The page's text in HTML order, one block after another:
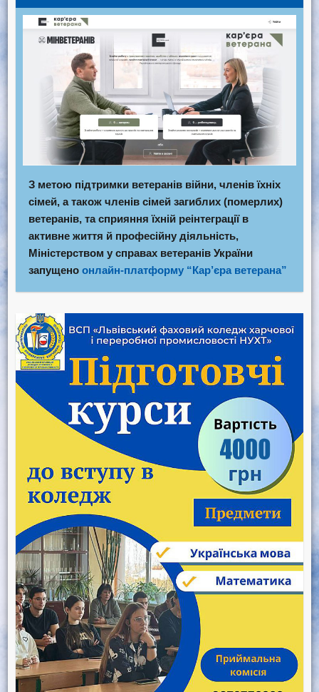
З метою підтримки ветеранів війни, членів їхніх
сімей, а також членів сімей загиблих (померлих)
ветеранів, та сприяння їхній реінтеграції в
активне життя й професійну діяльність,
Міністерством у справах ветеранів України
запущено онлайн-платформу “Кар’єра ветерана”